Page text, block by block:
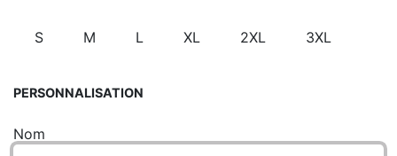
S M L XL 2XL 3XL
PERSONNALISATION
Nom